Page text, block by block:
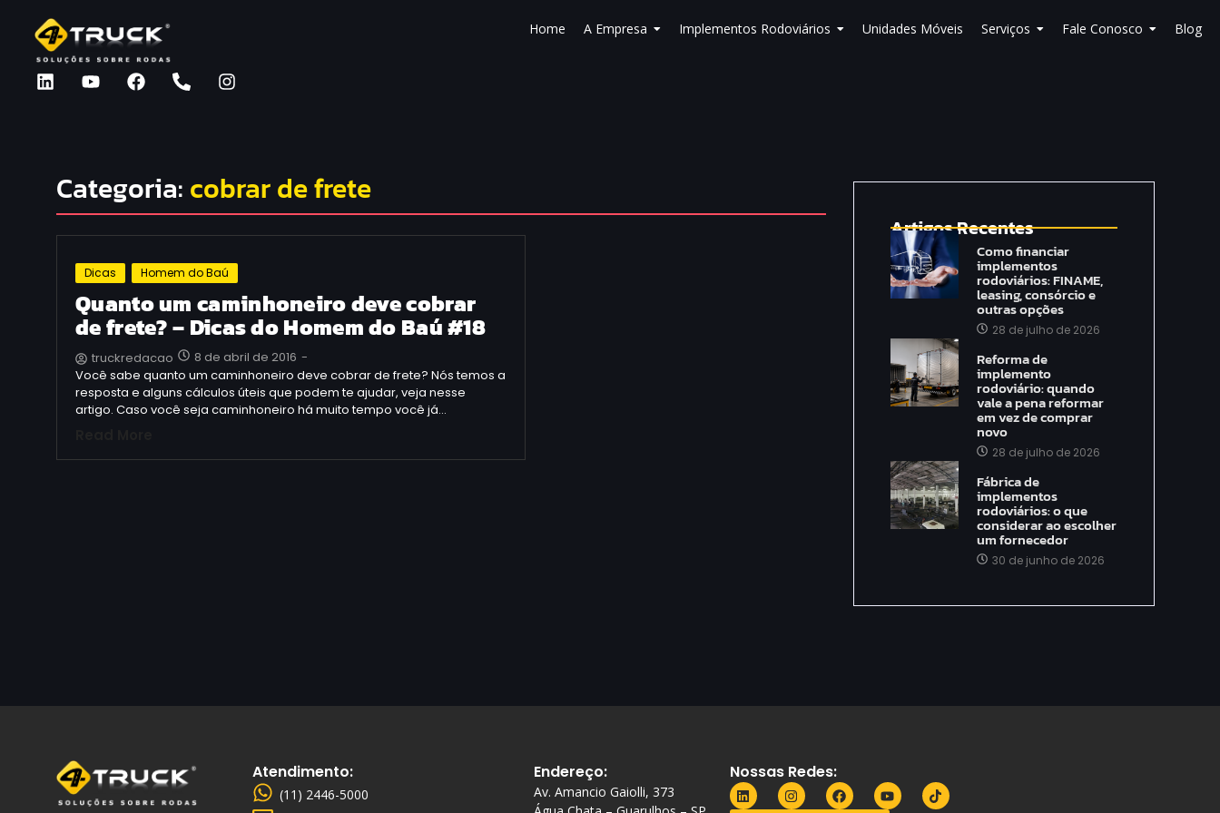
Home A Empresa Implementos Rodoviários Unidades Móveis Serviços Fale Conosco Blog
Categoria: cobrar de frete
Dicas Homem do Baú
Quanto um caminhoneiro deve cobrar
de frete? – Dicas do Homem do Baú #18
truckredacao 8 de abril de 2016 -
Você sabe quanto um caminhoneiro deve cobrar de frete? Nós temos a
resposta e alguns cálculos úteis que podem te ajudar, veja nesse
artigo. Caso você seja caminhoneiro há muito tempo você já…
Artigos Recentes
Como financiar
implementos
rodoviários: FINAME,
leasing, consórcio e
outras opções
28 de julho de 2026
Reforma de
implemento
rodoviário: quando
vale a pena reformar
em vez de comprar
novo
28 de julho de 2026
Fábrica de
implementos
rodoviários: o que
considerar ao escolher
um fornecedor
30 de junho de 2026
Atendimento:
(11) 2446-5000
Endereço:
Av. Amancio Gaiolli, 373
Nossas Redes: